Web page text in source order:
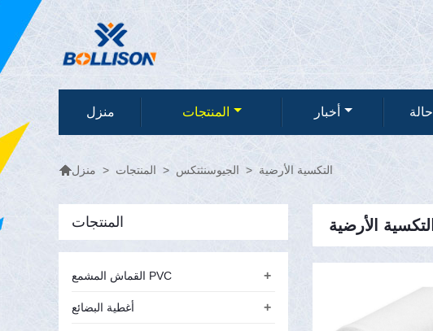
منزل المنتجات أخبار حالة
منزل > المنتجات > الجيوسنثتكس > التكسية الأرضية
التكسية الأرضية المنتجات
+ القماش المشمع PVC
+ أغطية البضائع